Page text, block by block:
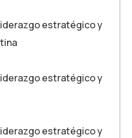
estratégico y
estratégico y
estratégico y